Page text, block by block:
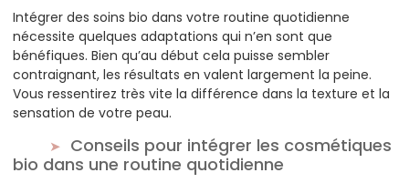
Intégrer des soins bio dans votre routine quotidienne
nécessite quelques adaptations qui n’en sont que
bénéfiques. Bien qu’au début cela puisse sembler
contraignant, les résultats en valent largement la peine.
Vous ressentirez très vite la différence dans la texture et la
sensation de votre peau.
Conseils pour intégrer les cosmétiques
bio dans une routine quotidienne